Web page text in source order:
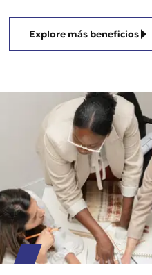
Explore más beneficios